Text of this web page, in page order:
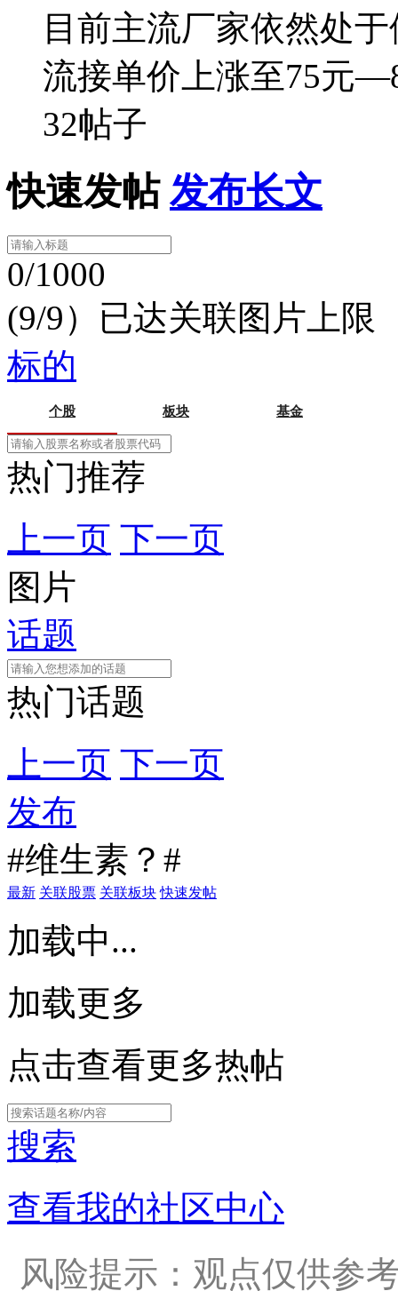
目前主流厂家依然处
流接单价上涨至75元
32帖子
快速发帖 发布长文
0/1000
(9/9）已达关联图片上限
标的
个股 板块 基金
热门推荐
上一页 下一页
图片
话题
热门话题
上一页 下一页
发布
#维生素？#
最新 关联股票 关联板块 快速发帖
加载中...
加载更多
点击查看更多热帖
搜索
查看我的社区中心
风险提示：观点仅供参